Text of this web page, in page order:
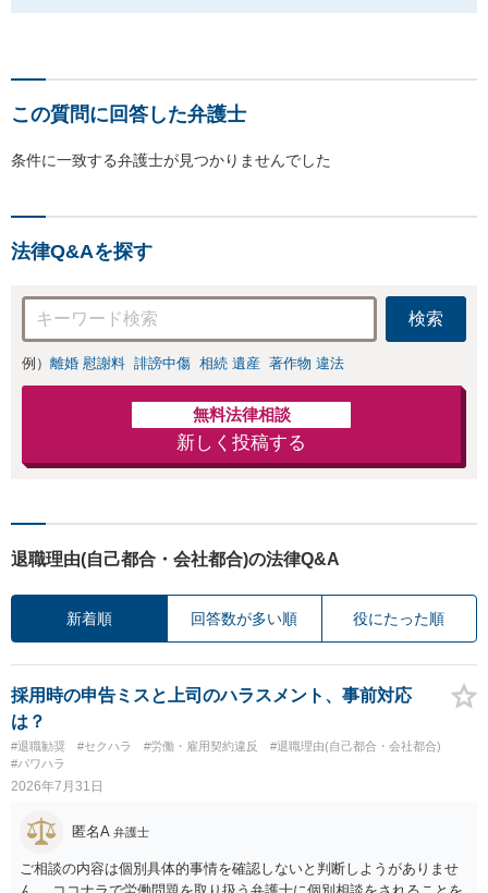
この質問に回答した弁護士
条件に一致する弁護士が見つかりませんでした
法律Q&Aを探す
検索
例） 離婚 慰謝料 誹謗中傷 相続 遺産 著作物 違法
無料法律相談
新しく投稿する
退職理由(自己都合・会社都合)の法律Q&A
新着順 回答数が多い順 役にたった順
採用時の申告ミスと上司のハラスメント、事前対応
は？
#退職勧奨 #セクハラ #労働・雇用契約違反
#退職理由(自己都合・会社都合)
#パワハラ
2026年7月31日
匿名A 弁護士
ご相談の内容は個別具体的事情を確認しないと判断しようがありませ
ん。 ココナラで労働問題を取り扱う弁護士に個別相談をされることを